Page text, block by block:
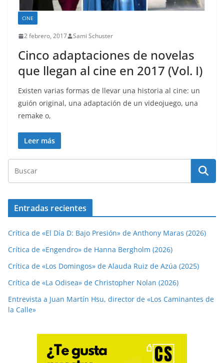
CINE
2 febrero, 2017 Sami Schuster
Cinco adaptaciones de novelas
que llegan al cine en 2017 (Vol. I)
Existen varias formas de llevar una historia al cine: un
guión original, una adaptación de un videojuego, una
remake o,
Leer más
Entradas recientes
Crítica de «El Día D: Bajo Presión» de Anthony Maras (2026)
Crítica de «Engendro» de Hanna Bergholm (2026)
Crítica de «Los Domingos» de Alauda Ruiz de Azúa (2025)
Crítica de «La Odisea» de Christopher Nolan (2026)
Entrevista a Juan Martín Hsu, director de «Los Caminantes de
la Calle»